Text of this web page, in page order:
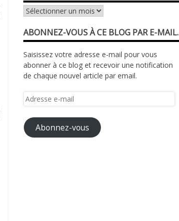
Archives
ABONNEZ-VOUS À CE BLOG PAR E-MAIL.
Saisissez votre adresse e-mail pour vous
abonner à ce blog et recevoir une notification
de chaque nouvel article par email.
Adresse
mail
Abonnez-vous